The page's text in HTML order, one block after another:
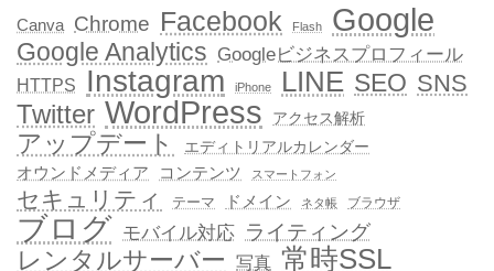
Canva Chrome Facebook Flash Google
Google Analytics Googleビジネスプロフィール
HTTPS Instagram iPhone LINE SEO SNS
Twitter WordPress アクセス解析
アップデート エディトリアルカレンダー
オウンドメディア コンテンツ スマートフォン
セキュリティ テーマ ドメイン ネタ帳 ブラウザ
ブログ モバイル対応 ライティング
レンタルサーバー 写真 常時SSL